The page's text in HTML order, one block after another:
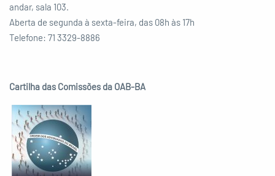
andar, sala 103.
Aberta de segunda à sexta-feira, das 08h às 17h
Telefone: 71 3329-8886
Cartilha das Comissões da OAB-BA